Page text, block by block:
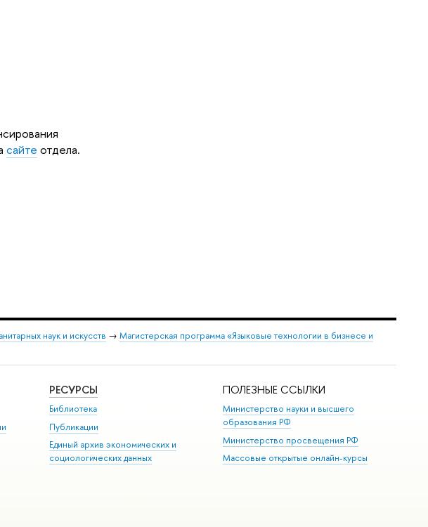
сайте отдела.
наук и искусств → Магистерская программа «Языковые технологии в бизнесе и
РЕСУРСЫ
Библиотека
Публикации
Единый архив экономических и
социологических данных
ПОЛЕЗНЫЕ ССЫЛКИ
Министерство науки и высшего
образования РФ
Министерство просвещения РФ
Массовые открытые онлайн-курсы